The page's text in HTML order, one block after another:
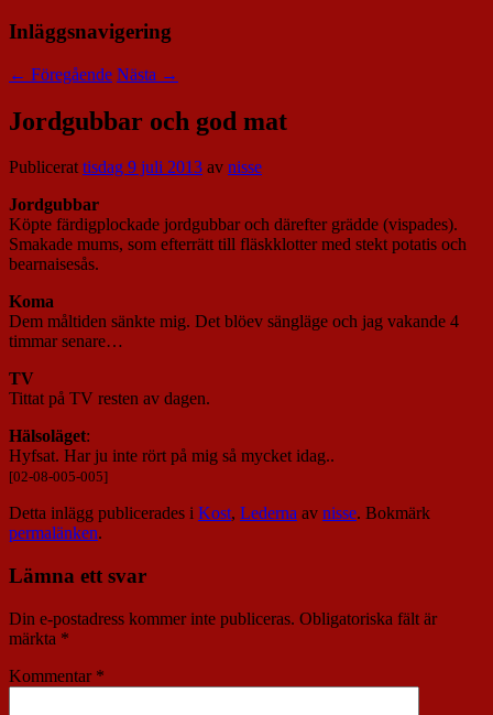
Inläggsnavigering
← Föregående Nästa →
Jordgubbar och god mat
Publicerattisdag 9 juli 2013 av nisse
Jordgubbar
Köpte färdigplockade jordgubbar och därefter grädde (vispades).
Smakade mums, som efterrätt till fläskklotter med stekt potatis och
bearnaisesås.
Koma
Dem måltiden sänkte mig. Det blöev sängläge och jag vakande 4
timmar senare…
TV
Tittat på TV resten av dagen.
Hälsoläget:
Hyfsat. Har ju inte rört på mig så mycket idag..
[02-08-005-005]
Detta inlägg publicerades i Kost, Lederna av nisse. Bokmärk
permalänken.
Lämna ett svar
Din e-postadress kommer inte publiceras. Obligatoriska fält är
märkta *
Kommentar *